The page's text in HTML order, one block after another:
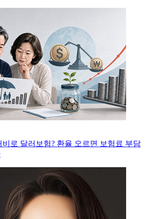
비로 달러보험? 환율 오르면 보험료 부담